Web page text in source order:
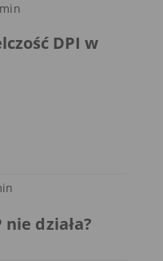
min
DPI w
działa?